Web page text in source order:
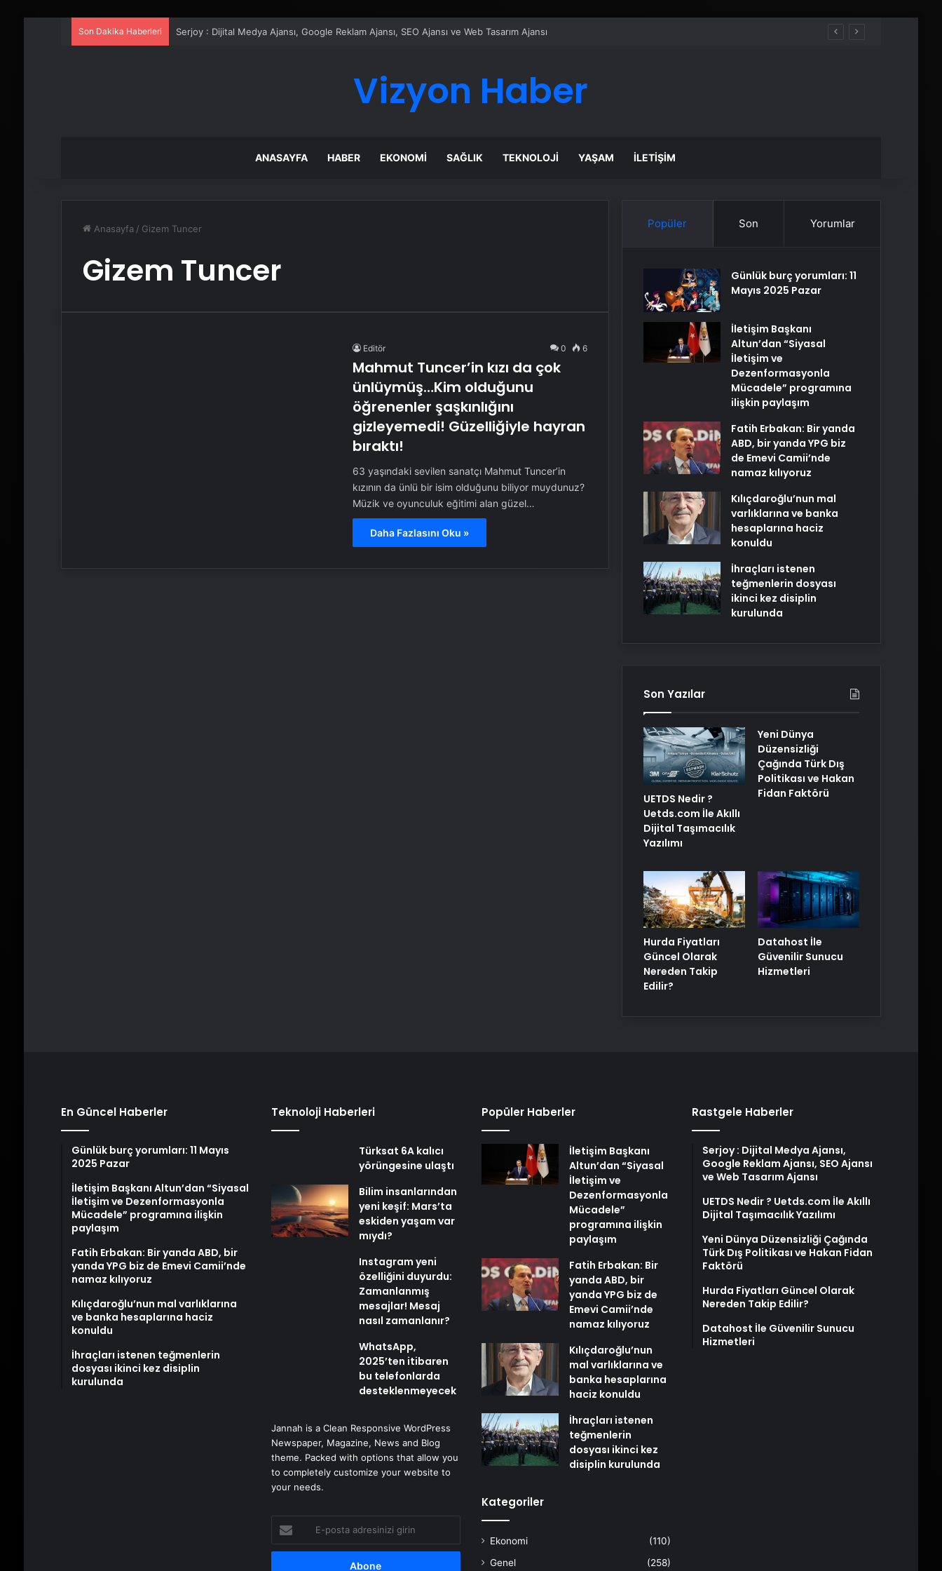
Son Dakika Haberleri Serjoy : Dijital Medya Ajansı, Google Reklam Ajansı, SEO Ajansı ve Web Tasarım Ajansı
Vizyon Haber
ANASAYFA HABER EKONOMI SAĞLIK TEKNOLOJI YAŞAM İLETIŞIM
Anasayfa / Gizem Tuncer
Gizem Tuncer
Editör 0 6
Mahmut Tuncer’in kızı da çok
ünlüymüş…Kim olduğunu
öğrenenler şaşkınlığını
gizleyemedi! Güzelliğiyle hayran
bıraktı!
63 yaşındaki sevilen sanatçı Mahmut Tuncer’in
kızının da ünlü bir isim olduğunu biliyor muydunuz?
Müzik ve oyunculuk eğitimi alan güzel…
Daha Fazlasını Oku »
Popüler Son Yorumlar
Günlük burç yorumları: 11
Mayıs 2025 Pazar
İletişim Başkanı
Altun’dan “Siyasal
İletişim ve
Dezenformasyonla
Mücadele” programına
ilişkin paylaşım
Fatih Erbakan: Bir yanda
ABD, bir yanda YPG biz
de Emevi Camii’nde
namaz kılıyoruz
Kılıçdaroğlu’nun mal
varlıklarına ve banka
hesaplarına haciz
konuldu
İhraçları istenen
teğmenlerin dosyası
ikinci kez disiplin
kurulunda
Son Yazılar
UETDS Nedir ?
Uetds.com İle Akıllı
Dijital Taşımacılık
Yazılımı
Yeni Dünya
Düzensizliği
Çağında Türk Dış
Politikası ve Hakan
Fidan Faktörü
Hurda Fiyatları
Güncel Olarak
Nereden Takip
Edilir?
Datahost İle
Güvenilir Sunucu
Hizmetleri
En Güncel Haberler
Günlük burç yorumları: 11 Mayıs
2025 Pazar
İletişim Başkanı Altun’dan “Siyasal
İletişim ve Dezenformasyonla
Mücadele” programına ilişkin
paylaşım
Fatih Erbakan: Bir yanda ABD, bir
yanda YPG biz de Emevi Camii’nde
namaz kılıyoruz
Kılıçdaroğlu’nun mal varlıklarına
ve banka hesaplarına haciz
konuldu
İhraçları istenen teğmenlerin
dosyası ikinci kez disiplin
kurulunda
Teknoloji Haberleri
Türksat 6A kalıcı
yörüngesine ulaştı
Bilim insanlarından
yeni keşif: Mars’ta
eskiden yaşam var
mıydı?
Instagram yeni
özelliğini duyurdu:
Zamanlanmış
mesajlar! Mesaj
nasıl zamanlanır?
WhatsApp,
2025’ten itibaren
bu telefonlarda
desteklenmeyecek
Jannah is a Clean Responsive WordPress
Newspaper, Magazine, News and Blog
theme. Packed with options that allow you
to completely customize your website to
your needs.
posta
adresinizi
Popüler Haberler
İletişim Başkanı
Altun’dan “Siyasal
İletişim ve
Dezenformasyonla
Mücadele”
programına ilişkin
paylaşım
Fatih Erbakan: Bir
yanda ABD, bir
yanda YPG biz de
Emevi Camii’nde
namaz kılıyoruz
Kılıçdaroğlu’nun
mal varlıklarına ve
banka hesaplarına
haciz konuldu
İhraçları istenen
teğmenlerin
dosyası ikinci kez
disiplin kurulunda
Kategoriler
Ekonomi
(110)
Genel
(258)
Rastgele Haberler
Serjoy : Dijital Medya Ajansı,
Google Reklam Ajansı, SEO Ajansı
ve Web Tasarım Ajansı
UETDS Nedir ? Uetds.com İle Akıllı
Dijital Taşımacılık Yazılımı
Yeni Dünya Düzensizliği Çağında
Türk Dış Politikası ve Hakan Fidan
Faktörü
Hurda Fiyatları Güncel Olarak
Nereden Takip Edilir?
Datahost İle Güvenilir Sunucu
Hizmetleri